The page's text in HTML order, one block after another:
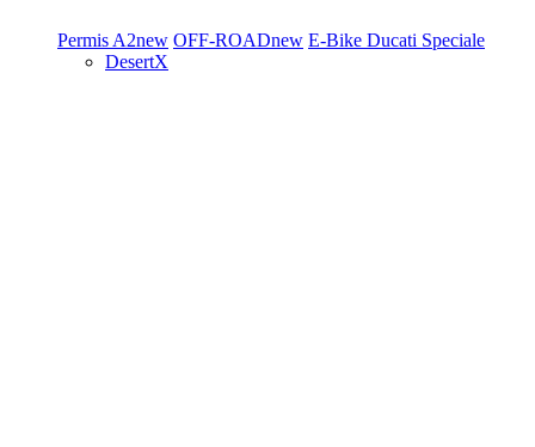
Permis A2new OFF-ROADnew E-Bike Ducati Speciale
DesertX